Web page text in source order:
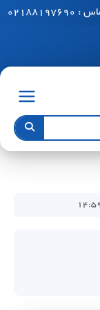
به مناسبت فرا
۱۴:۵۹